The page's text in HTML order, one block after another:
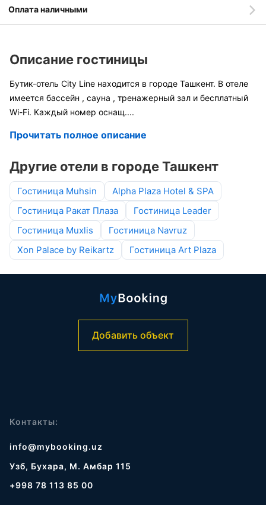
Оплата наличными
Описание гостиницы
Бутик-отель City Line находится в городе Ташкент. В отеле
имеется бассейн , сауна , тренажерный зал и бесплатный
Wi-Fi. Каждый номер оснащ....
Прочитать полное описание
Другие отели в городе Ташкент
Гостиница Muhsin
Alpha Plaza Hotel & SPA
Гостиница Ракат Плаза
Гостиница Leader
Гостиница Muxlis
Гостиница Navruz
Xon Palace by Reikartz
Гостиница Art Plaza
Добавить объект
Контакты:
info@mybooking.uz
Узб, Бухара, М. Амбар 115
+998 78 113 85 00